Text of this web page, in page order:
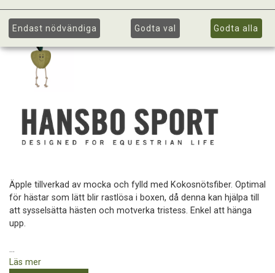
Äpple tillverkad av mocka och fylld med Kokosnötsfiber. Optimal
för hästar som lätt blir rastlösa i boxen, då denna kan hjälpa till
att sysselsätta hästen och motverka tristess. Enkel att hänga
upp.
...
Läs mer
Endast nödvändiga Godta val Godta alla